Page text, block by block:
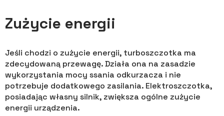
Zużycie energii
Jeśli chodzi o zużycie energii, turboszczotka ma
zdecydowaną przewagę. Działa ona na zasadzie
wykorzystania mocy ssania odkurzacza i nie
potrzebuje dodatkowego zasilania. Elektroszczotka,
posiadając własny silnik, zwiększa ogólne zużycie
energii urządzenia.